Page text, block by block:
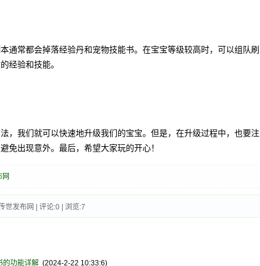
常都会掉落经验丹和宠物技能书。在宝宝等级较高时，可以组队刷
经验和技能。
我们就可以快速地升级我们的宝宝。但是，在升级过程中，也要注
免出现意外。最后，希望大家玩的开心！
网
世发布网 | 评论:0 | 浏览:7
的功能详解 (2024-2-22 10:33:6)